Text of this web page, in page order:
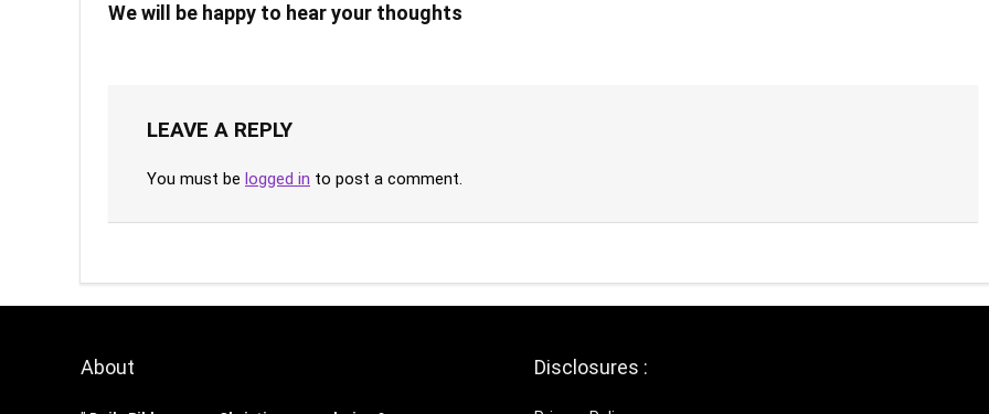
We will be happy to hear your thoughts
LEAVE A REPLY
You must be logged in to post a comment.
About Disclosures :